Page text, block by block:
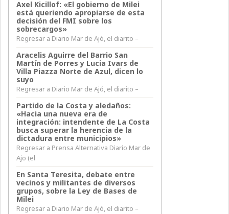
Axel Kicillof: «El gobierno de Milei
está queriendo apropiarse de esta
decisión del FMI sobre los
sobrecargos»
Regresar a Diario Mar de Ajó, el diarito –
Aracelis Aguirre del Barrio San
Martín de Porres y Lucia Ivars de
Villa Piazza Norte de Azul, dicen lo
suyo
Regresar a Diario Mar de Ajó, el diarito –
Partido de la Costa y aledaños:
«Hacia una nueva era de
integración: intendente de La Costa
busca superar la herencia de la
dictadura entre municipios»
Regresar a Prensa Alternativa Diario Mar de
Ajo (el
En Santa Teresita, debate entre
vecinos y militantes de diversos
grupos, sobre la Ley de Bases de
Milei
Regresar a Diario Mar de Ajó, el diarito –